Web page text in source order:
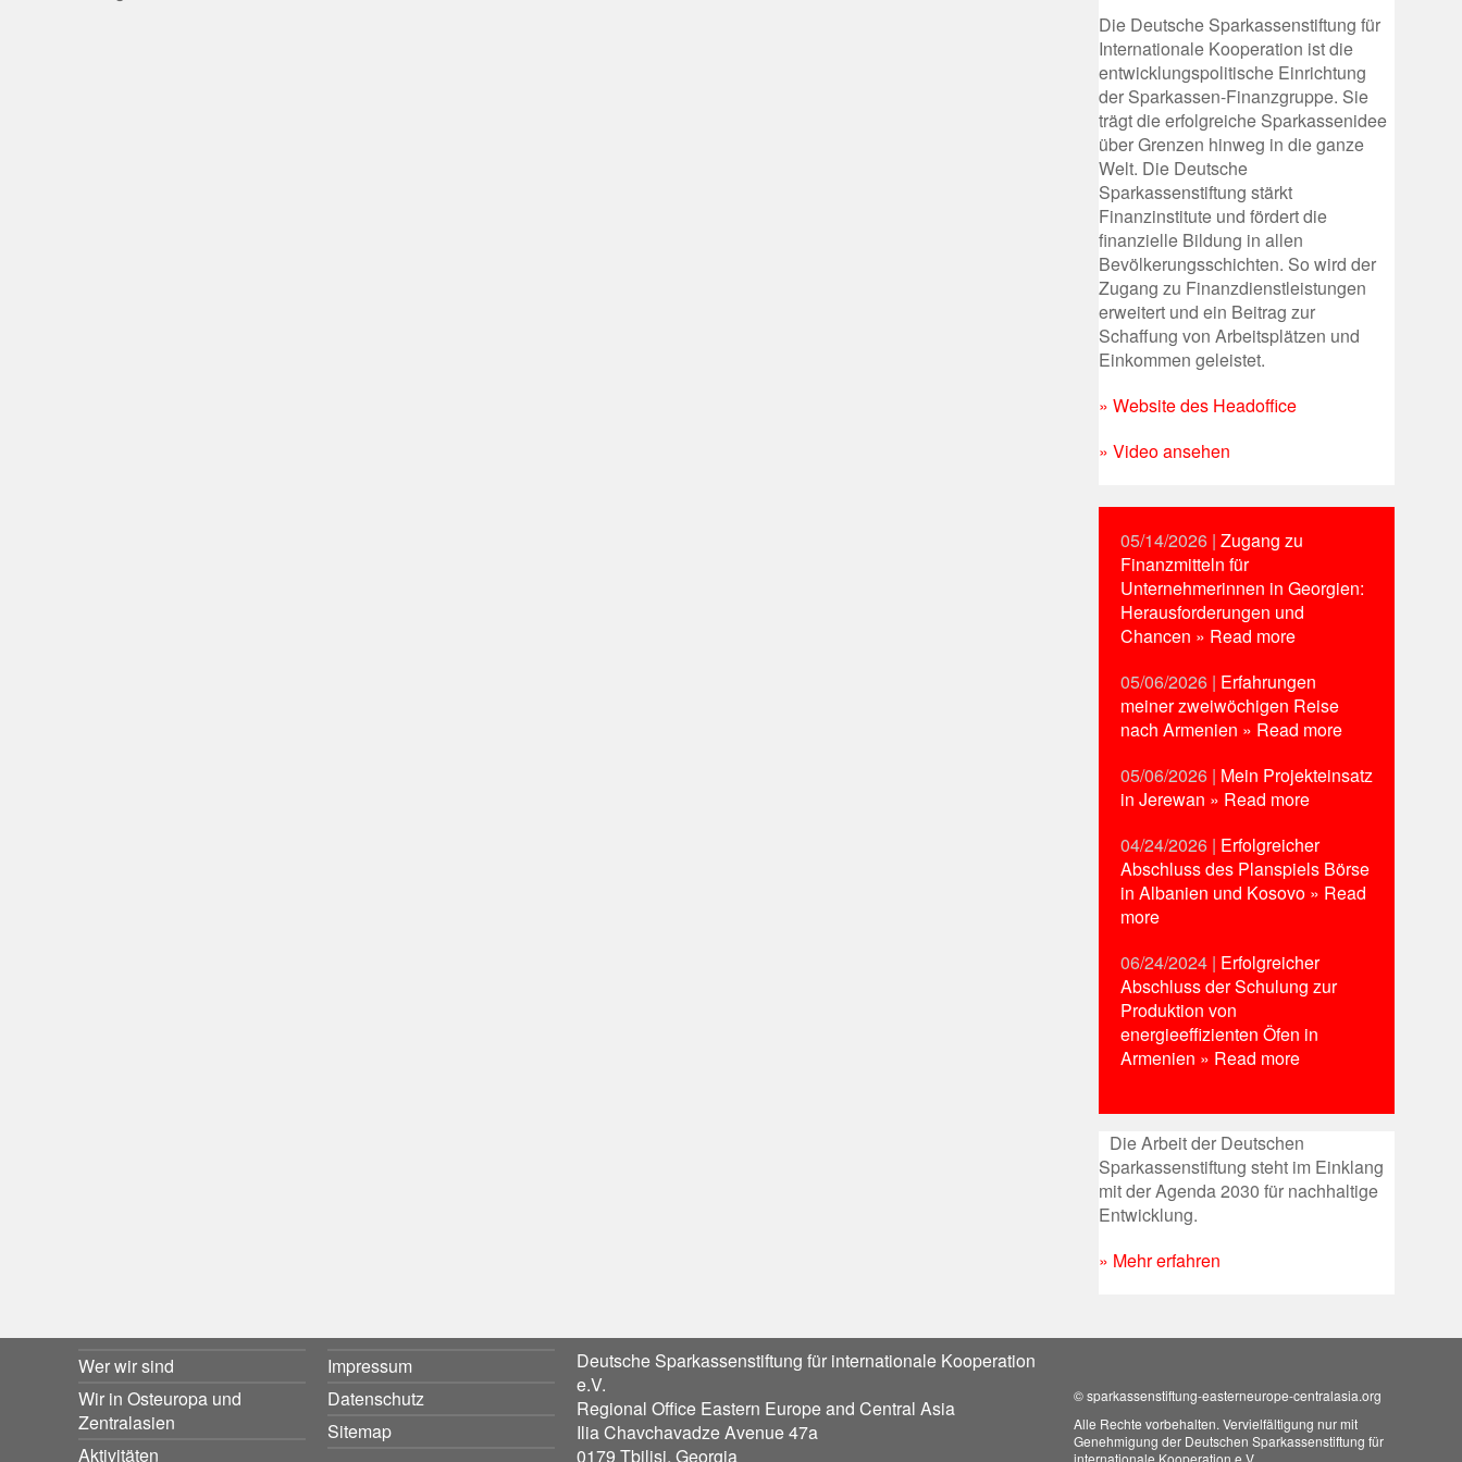
Die Deutsche Sparkassenstiftung für
Internationale Kooperation ist die
entwicklungspolitische Einrichtung
der Sparkassen-Finanzgruppe. Sie
trägt die erfolgreiche Sparkassenidee
über Grenzen hinweg in die ganze
Welt. Die Deutsche
Sparkassenstiftung stärkt
Finanzinstitute und fördert die
finanzielle Bildung in allen
Bevölkerungsschichten. So wird der
Zugang zu Finanzdienstleistungen
erweitert und ein Beitrag zur
Schaffung von Arbeitsplätzen und
Einkommen geleistet.
» Website des Headoffice
» Video ansehen
05/14/2026 | Zugang zu
Finanzmitteln für
Unternehmerinnen in Georgien:
Herausforderungen und
Chancen » Read more
05/06/2026 | Erfahrungen
meiner zweiwöchigen Reise
nach Armenien » Read more
05/06/2026 | Mein Projekteinsatz
in Jerewan » Read more
04/24/2026 | Erfolgreicher
Abschluss des Planspiels Börse
in Albanien und Kosovo » Read
more
06/24/2024 | Erfolgreicher
Abschluss der Schulung zur
Produktion von
energieeffizienten Öfen in
Armenien » Read more
Die Arbeit der Deutschen
Sparkassenstiftung steht im Einklang
mit der Agenda 2030 für nachhaltige
Entwicklung.
» Mehr erfahren
Wer wir sind
Wir in Osteuropa und
Zentralasien
Aktivitäten
Impressum
Datenschutz
Sitemap
Deutsche Sparkassenstiftung für internationale Kooperation
e.V.
Regional Office Eastern Europe and Central Asia
Ilia Chavchavadze Avenue 47a
0179 Tbilisi, Georgia
© sparkassenstiftung-easterneurope-centralasia.org
Alle Rechte vorbehalten. Vervielfältigung nur mit
Genehmigung der Deutschen Sparkassenstiftung für
internationale Kooperation e.V.